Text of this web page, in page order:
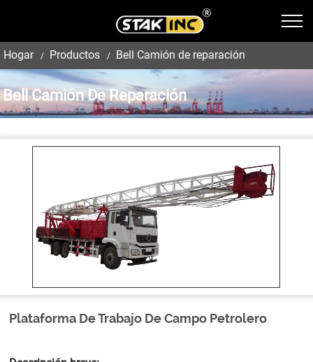
Hogar Productos Bell Camión de reparación
Bell Camión De Reparación
Plataforma De Trabajo De Campo Petrolero